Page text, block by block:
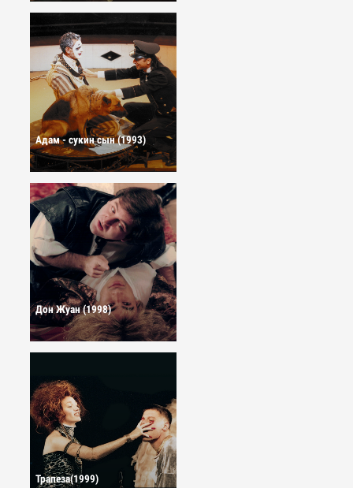
Адам - сукин сын (1993)
Дон Жуан (1998)
Трапеза(1999)